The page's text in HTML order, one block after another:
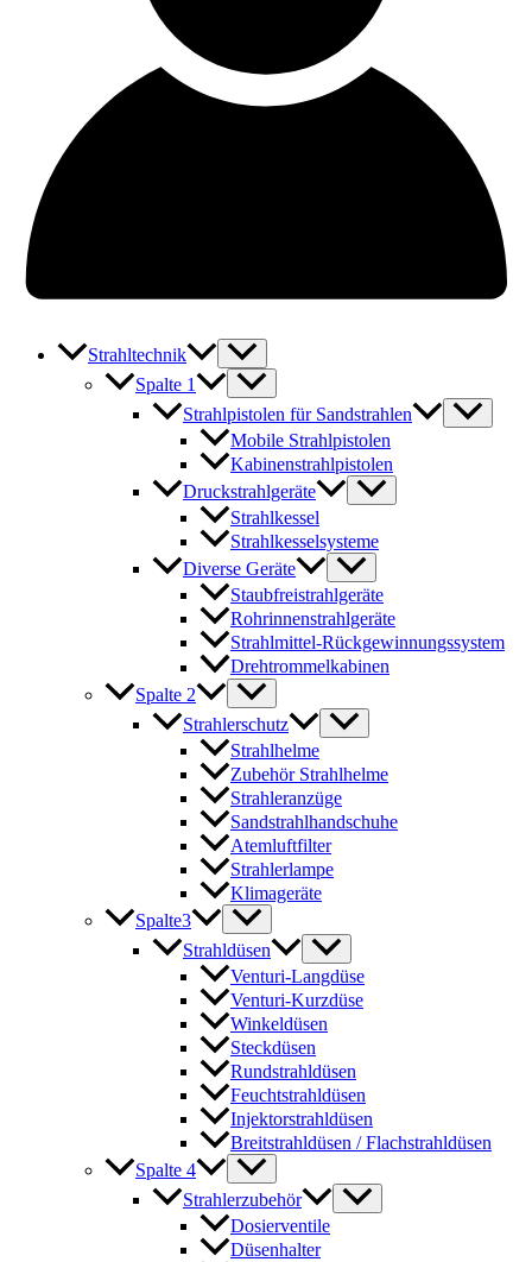
Strahltechnik
Spalte 1
Strahlpistolen für Sandstrahlen
Mobile Strahlpistolen
Kabinenstrahlpistolen
Druckstrahlgeräte
Strahlkessel
Strahlkesselsysteme
Diverse Geräte
Staubfreistrahlgeräte
Rohrinnenstrahlgeräte
Strahlmittel-Rückgewinnungssystem
Drehtrommelkabinen
Spalte 2
Strahlerschutz
Strahlhelme
Zubehör Strahlhelme
Strahleranzüge
Sandstrahlhandschuhe
Atemluftfilter
Strahlerlampe
Klimageräte
Spalte3
Strahldüsen
Venturi-Langdüse
Venturi-Kurzdüse
Winkeldüsen
Steckdüsen
Rundstrahldüsen
Feuchtstrahldüsen
Injektorstrahldüsen
Breitstrahldüsen / Flachstrahldüsen
Spalte 4
Strahlerzubehör
Dosierventile
Düsenhalter